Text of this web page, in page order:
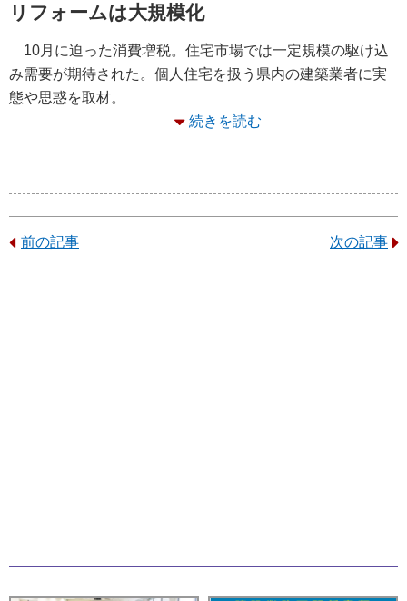
リフォームは大規模化
10月に迫った消費増税。住宅市場では一定規模の駆け込
み需要が期待された。個人住宅を扱う県内の建築業者に実
態や思惑を取材。
続きを読む
前の記事 次の記事